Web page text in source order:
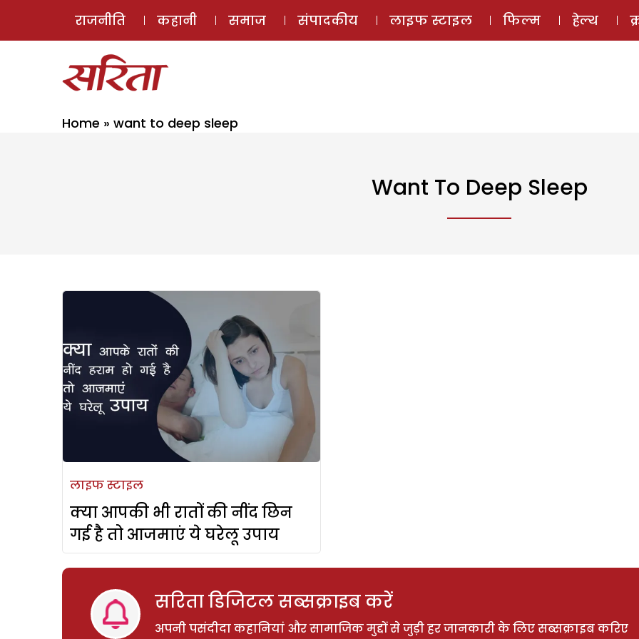
ई-मैगज़ीन
राजनीति कहानी समाज संपादकीय लाइफ स्टाइल फिल्म हेल्थ
Home » want to deep sleep
Want To Deep Sleep
लाइफ स्टाइल
क्या आपकी भी रातों की नींद छिन
गई है तो आजमाएं ये घरेलू उपाय
सरिता डिजिटल सब्सक्राइब करें
अपनी पसंदीदा कहानियां और सामाजिक मुद्दों से जुड़ी हर जानकारी के लिए सब्सक्राइब करिए